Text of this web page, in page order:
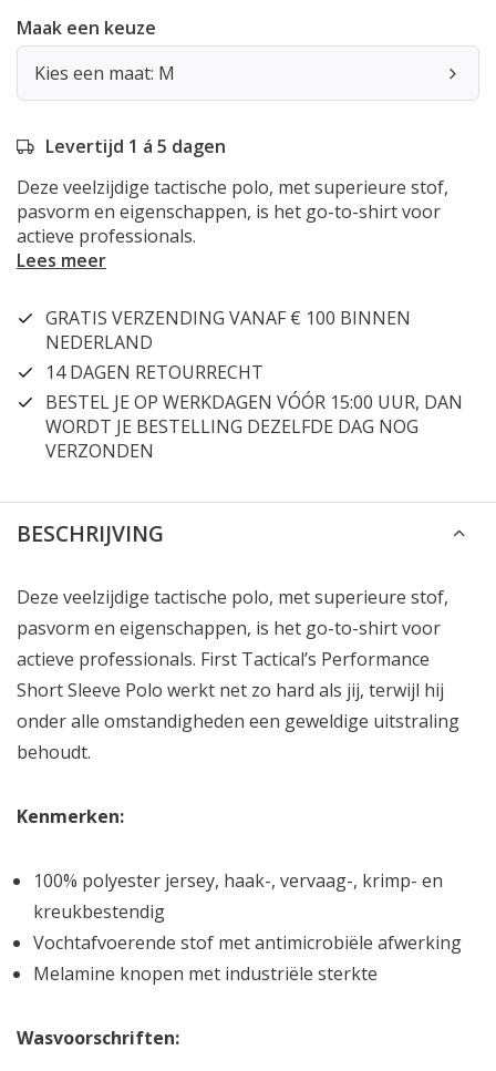
Maak een keuze
Kies een maat: M
Levertijd 1 á 5 dagen
Deze veelzijdige tactische polo, met superieure stof,
pasvorm en eigenschappen, is het go-to-shirt voor
actieve professionals.
Lees meer
GRATIS VERZENDING VANAF € 100 BINNEN
NEDERLAND
14 DAGEN RETOURRECHT
BESTEL JE OP WERKDAGEN VÓÓR 15:00 UUR, DAN
WORDT JE BESTELLING DEZELFDE DAG NOG
VERZONDEN
BESCHRIJVING
Deze veelzijdige tactische polo, met superieure stof,
pasvorm en eigenschappen, is het go-to-shirt voor
actieve professionals. First Tactical’s Performance
Short Sleeve Polo werkt net zo hard als jij, terwijl hij
onder alle omstandigheden een geweldige uitstraling
behoudt.
Kenmerken:
100% polyester jersey, haak-, vervaag-, krimp- en
kreukbestendig
Vochtafvoerende stof met antimicrobiële afwerking
Melamine knopen met industriële sterkte
Wasvoorschriften: